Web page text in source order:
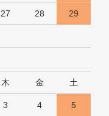
27 28 29
木 金 土
3 4 5